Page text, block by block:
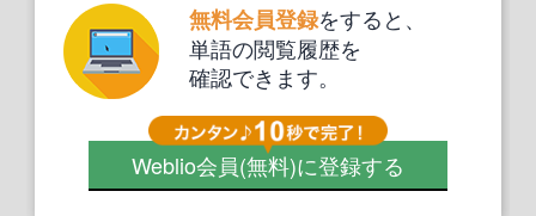
無料会員登録をすると、
単語の閲覧履歴を
確認できます。
Weblio会員(無料)に登録する